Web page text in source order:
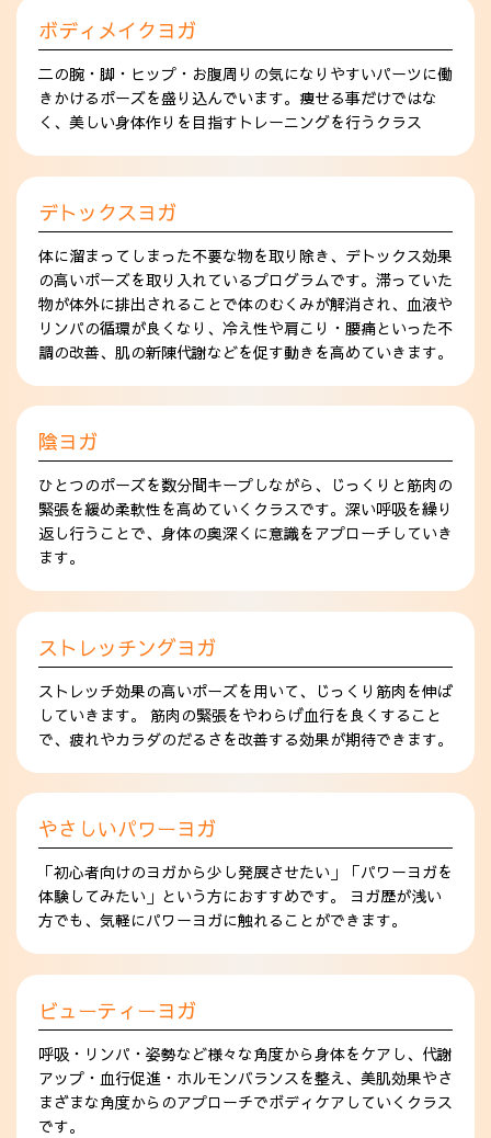
ボディメイクヨガ
二の腕・脚・ヒップ・お腹周りの気になりやすいパーツに働
きかけるポーズを盛り込んでいます。痩せる事だけではな
く、美しい身体作りを目指すトレーニングを行うクラス
デトックスヨガ
体に溜まってしまった不要な物を取り除き、デトックス効果
の高いポーズを取り入れているプログラムです。滞っていた
物が体外に排出されることで体のむくみが解消され、血液や
リンパの循環が良くなり、冷え性や肩こり・腰痛といった不
調の改善、肌の新陳代謝などを促す動きを高めていきます。
陰ヨガ
ひとつのポーズを数分間キープしながら、じっくりと筋肉の
緊張を緩め柔軟性を高めていくクラスです。深い呼吸を繰り
返し行うことで、身体の奥深くに意識をアプローチしていき
ます。
ストレッチングヨガ
ストレッチ効果の高いポーズを用いて、じっくり筋肉を伸ば
していきます。 筋肉の緊張をやわらげ血行を良くすること
で、疲れやカラダのだるさを改善する効果が期待できます。
やさしいパワーヨガ
「初心者向けのヨガから少し発展させたい」「パワーヨガを
体験してみたい」という方におすすめです。 ヨガ歴が浅い
方でも、気軽にパワーヨガに触れることができます。
ビューティーヨガ
呼吸・リンパ・姿勢など様々な角度から身体をケアし、代謝
アップ・血行促進・ホルモンバランスを整え、美肌効果やさ
まざまな角度からのアプローチでボディケアしていくクラス
です。